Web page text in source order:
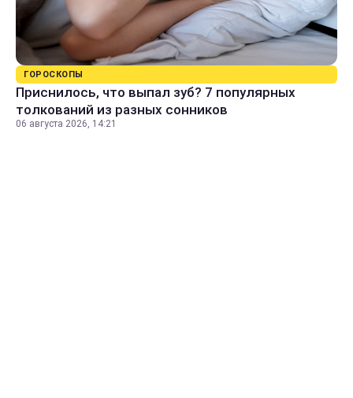
ГОРОСКОПЫ
Приснилось, что выпал зуб? 7 популярных
толкований из разных сонников
06 августа 2026, 14:21